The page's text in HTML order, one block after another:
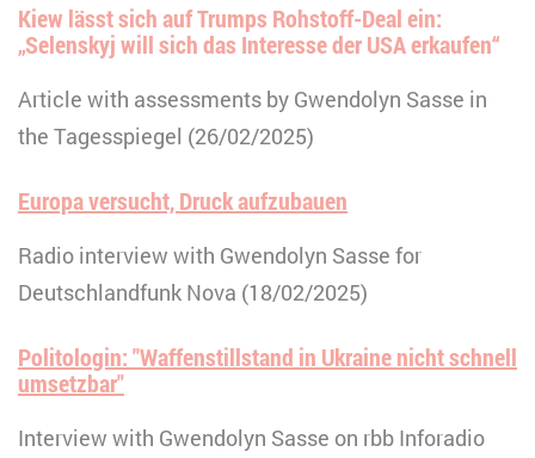
Kiew lässt sich auf Trumps Rohstoff-Deal ein:
„Selenskyj will sich das Interesse der USA erkaufen“
Article with assessments by Gwendolyn Sasse in
the Tagesspiegel (26/02/2025)
Europa versucht, Druck aufzubauen
Radio interview with Gwendolyn Sasse for
Deutschlandfunk Nova (18/02/2025)
Politologin: "Waffenstillstand in Ukraine nicht schnell
umsetzbar"
Interview with Gwendolyn Sasse on rbb Inforadio